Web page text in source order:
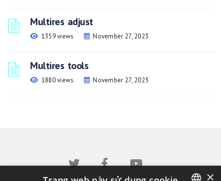
Multires adjust
1359 views November 27, 2023
Multires tools
1880 views November 27, 2023
×